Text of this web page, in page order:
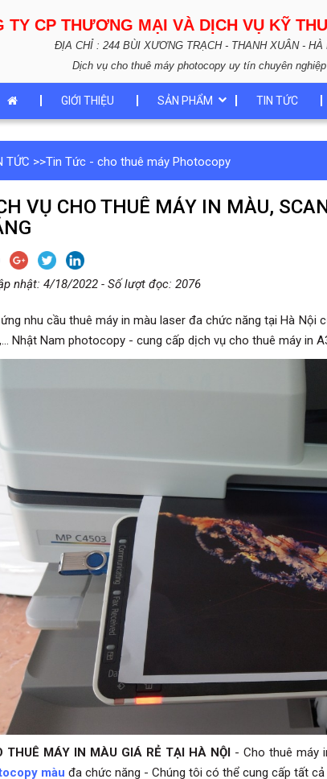
TY CP THƯƠNG MẠI VÀ DỊCH VỤ KỸ
ĐỊA CHỈ : 244 BÙI XƯƠNG TRẠCH - THANH XUÂN - HÀ
Dịch vụ cho thuê máy photocopy uy tín chuyên nghiệp
GIỚI THIỆU SẢN PHẨM TIN TỨC
TỨC >>Tin Tức - cho thuê máy Photocopy
VỤ CHO THUÊ MÁY IN MÀU,
nhật: 4/18/2022 - Số lượt đọc: 2076
nhu cầu thuê máy in màu laser đa chức năng tại Hà Nội
Nhật Nam photocopy - cung cấp dịch vụ cho thuê máy in
THUÊ MÁY IN MÀU GIÁ RẺ TẠI HÀ NỘI- Cho thuê máy
màu đa chức năng - Chúng tôi có thể cung cấp tất